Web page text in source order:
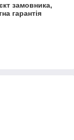
замовника,
гарантія